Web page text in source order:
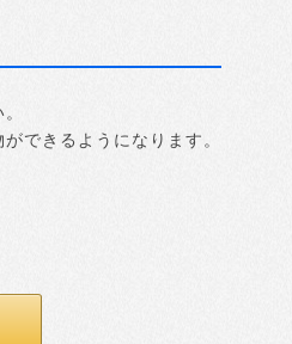
できるようになります。